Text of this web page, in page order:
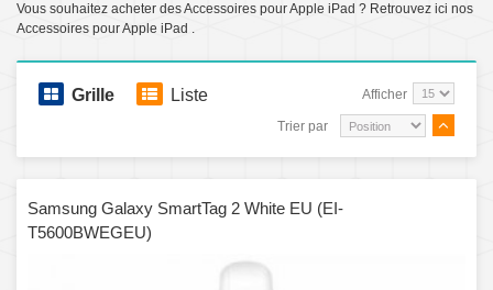
Vous souhaitez acheter des Accessoires pour Apple iPad ? Retrouvez ici nos
Accessoires pour Apple iPad .
Grille Liste Afficher
Trier par
Samsung Galaxy SmartTag 2 White EU (EI-
T5600BWEGEU)